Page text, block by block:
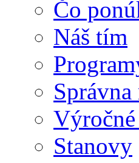
Čo
Náš tím
Správna
Stanovy